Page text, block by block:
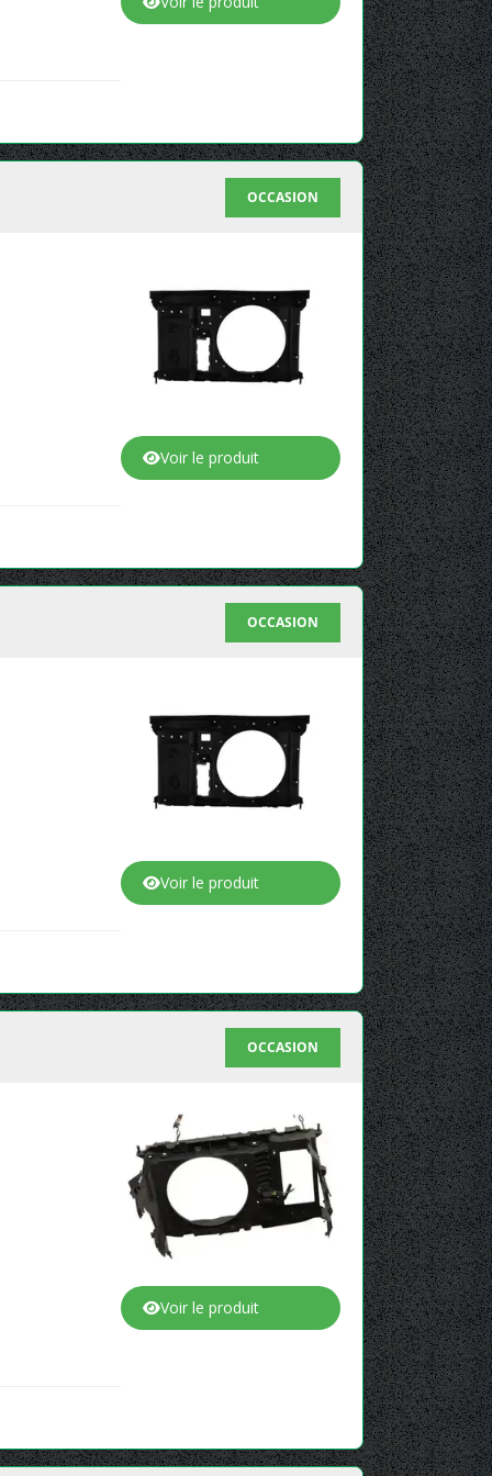
OCCASION
Voir le produit
OCCASION
Voir le produit
OCCASION
Voir le produit